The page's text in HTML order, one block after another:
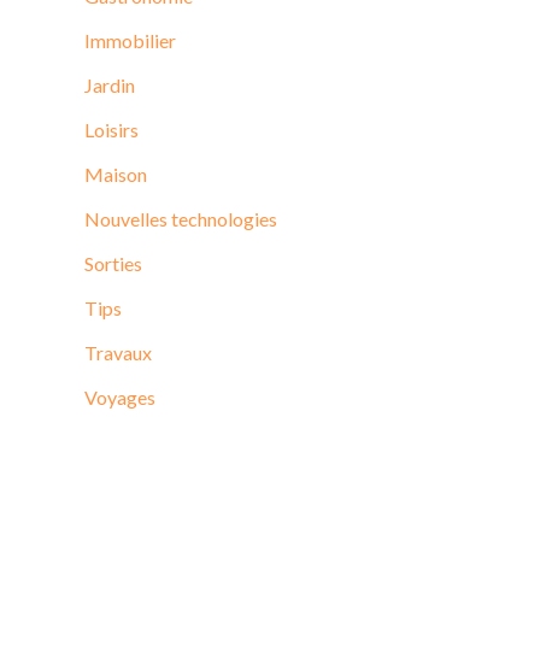
Immobilier
Jardin
Loisirs
Maison
Nouvelles technologies
Sorties
Tips
Travaux
Voyages